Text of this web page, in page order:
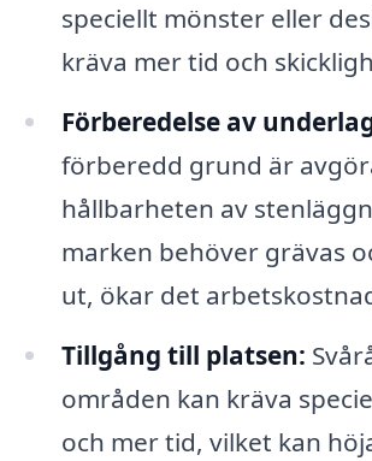
speciellt mönster eller
kräva mer tid och
Förberedelse av
förberedd grund är
hållbarheten av
marken behöver grävas
ut, ökar det
Tillgång till platsen:
områden kan kräva
och mer tid, vilket kan